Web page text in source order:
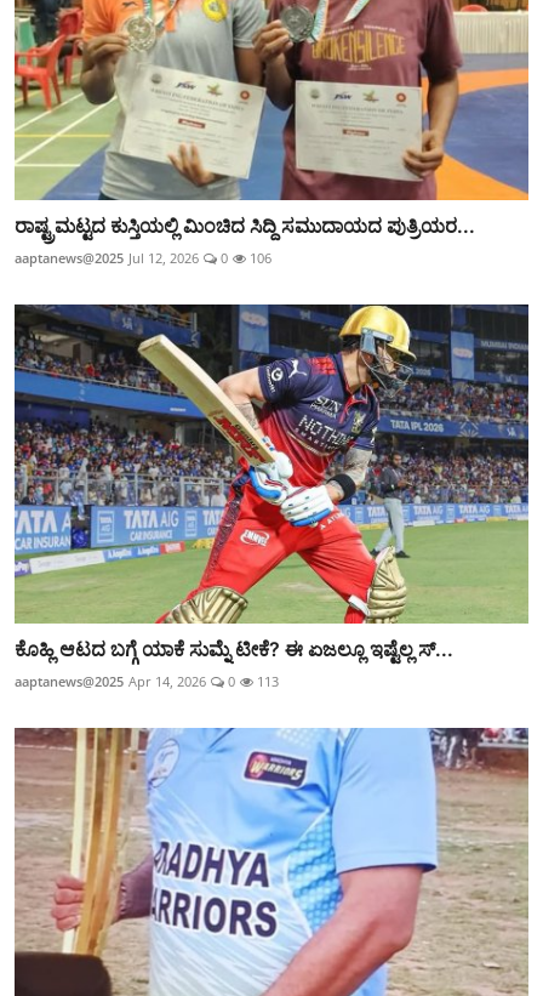
ರಾಷ್ಟ್ರಮಟ್ಟದ ಕುಸ್ತಿಯಲ್ಲಿ ಮಿಂಚಿದ ಸಿದ್ದಿ ಸಮುದಾಯದ ಪುತ್ರಿಯರ...
aaptanews@2025 Jul 12, 2026 0 106
ಕೊಹ್ಲಿ ಆಟದ ಬಗ್ಗೆ ಯಾಕೆ ಸುಮ್ನೆ ಟೀಕೆ? ಈ ಏಜಲ್ಲೂ ಇಷ್ಟೆಲ್ಲ ಸ್...
aaptanews@2025 Apr 14, 2026 0 113